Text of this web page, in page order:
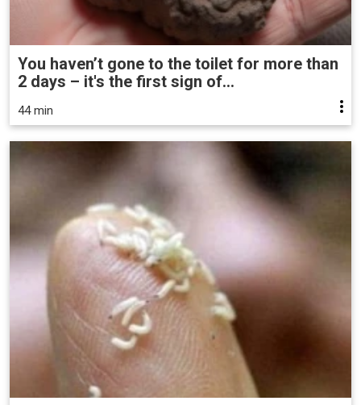
You haven’t gone to the toilet for more than
2 days – it's the first sign of...
44 min